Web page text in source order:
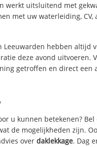
werkt uitsluitend met
met uw waterleiding, CV,
Leeuwarden hebben altijd
deze avond uitvoeren.
getroffen en direct een
u kunnen betekenen?
de mogelijkheden zijn.
overdaklekkage. Dag